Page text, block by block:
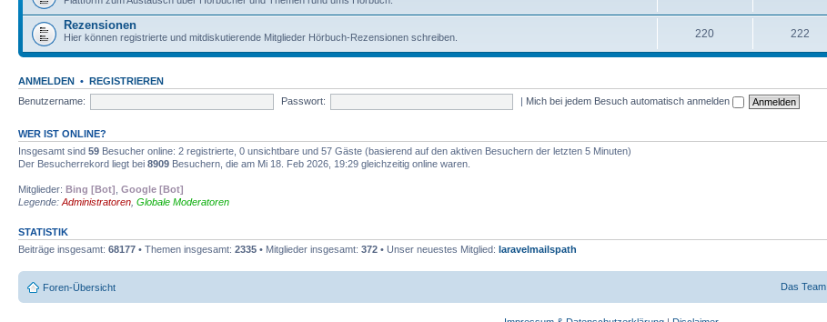
Rezensionen
Hier können registrierte und mitdiskutierende Mitglieder Hörbuch-Rezensionen schreiben. 220 222
ANMELDEN • REGISTRIEREN
Benutzername:
Passwort: | Mich bei jedem Besuch automatisch anmelden
WER IST ONLINE?
Insgesamt sind 59 Besucher online: 2 registrierte, 0 unsichtbare und 57 Gäste (basierend auf den aktiven Besuchern der letzten 5 Minuten)
Der Besucherrekord liegt bei 8909 Besuchern, die am Mi 18. Feb 2026, 19:29 gleichzeitig online waren.
Mitglieder: Bing [Bot] Google [Bot]
Legende: Administratoren Globale Moderatoren
STATISTIK
Beiträge insgesamt: 68177 • Themen insgesamt: 2335 • Mitglieder insgesamt: 372 • Unser neuestes Mitglied: laravelmailspath
Foren-Übersicht Das Team